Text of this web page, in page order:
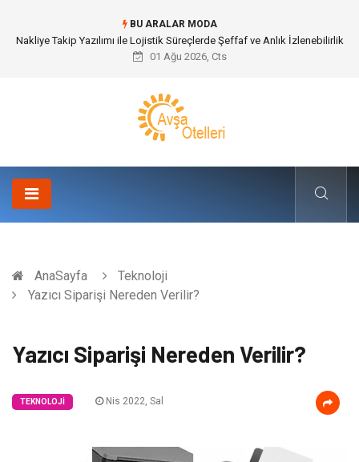
BU ARALAR MODA
Galericilik Belgesi Almanın Avantajları Nelerdir?
01 Ağu 2026, Cts
AnaSayfa
Teknoloji
Yazıcı Siparişi Nereden Verilir?
Yazıcı Siparişi Nereden Verilir?
TEKNOLOJI Nis 2022, Sal